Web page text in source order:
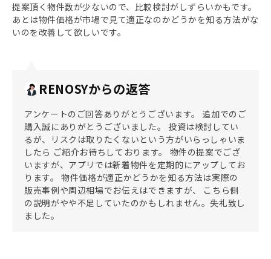
提案頂く物件数が少ないので、比較検討がしずらいかもです。
あとは物件価格が市場で見て適正なのかどうかを知る方法がな
いのを改善して欲しいです。
RENOSYからの返答
アンケートのご回答ありがとうございます。 追加でのご
購入誠にありがとうございました。 投資は検討してい
るが、リスクは取りたくないという方がいらっしゃいま
したら ご紹介お待ちしております。 物件の提案でござ
いますが、アプリでは新着物件を定期的にアップしてお
ります。 物件価格が適正かどうかを知る方法は実際の
販売事例や周辺相場でお伝えはできますが、 こちら側
の説明がやや不足していたのかもしれません。失礼致し
ました。